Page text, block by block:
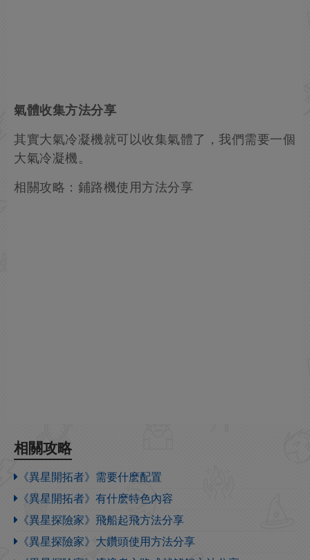
氣體收集方法分享
其實大氣冷凝機就可以收集氣體了，我們需要一個
大氣冷凝機。
相關攻略：鋪路機使用方法分享
相關攻略
《異星開拓者》需要什麽配置
《異星開拓者》有什麽特色內容
《異星探險家》飛船起飛方法分享
《異星探險家》大鑽頭使用方法分享